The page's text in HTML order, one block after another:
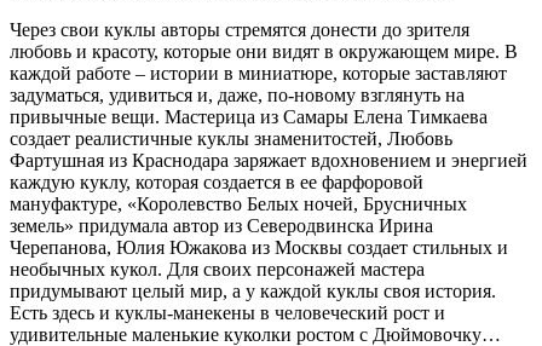
Через свои куклы авторы стремятся донести до зрителя
любовь и красоту, которые они видят в окружающем мире. В
каждой работе – истории в миниатюре, которые заставляют
задуматься, удивиться и, даже, по-новому взглянуть на
привычные вещи. Мастерица из Самары Елена Тимкаева
создает реалистичные куклы знаменитостей, Любовь
Фартушная из Краснодара заряжает вдохновением и энергией
каждую куклу, которая создается в ее фарфоровой
мануфактуре, «Королевство Белых ночей, Брусничных
земель» придумала автор из Северодвинска Ирина
Черепанова, Юлия Южакова из Москвы создает стильных и
необычных кукол. Для своих персонажей мастера
придумывают целый мир, а у каждой куклы своя история.
Есть здесь и куклы-манекены в человеческий рост и
удивительные маленькие куколки ростом с Дюймовочку…